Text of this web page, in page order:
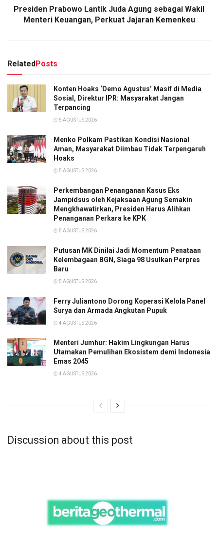
Presiden Prabowo Lantik Juda Agung sebagai Wakil
Menteri Keuangan, Perkuat Jajaran Kemenkeu
RelatedPosts
Konten Hoaks ‘Demo Agustus’ Masif di Media
Sosial, Direktur IPR: Masyarakat Jangan
Terpancing
5 AGUSTUS 2026
Menko Polkam Pastikan Kondisi Nasional
Aman, Masyarakat Diimbau Tidak Terpengaruh
Hoaks
5 AGUSTUS 2026
Perkembangan Penanganan Kasus Eks
Jampidsus oleh Kejaksaan Agung Semakin
Mengkhawatirkan, Presiden Harus Alihkan
Penanganan Perkara ke KPK
5 AGUSTUS 2026
Putusan MK Dinilai Jadi Momentum Penataan
Kelembagaan BGN, Siaga 98 Usulkan Perpres
Baru
5 AGUSTUS 2026
Ferry Juliantono Dorong Koperasi Kelola Panel
Surya dan Armada Angkutan Pupuk
4 AGUSTUS 2026
Menteri Jumhur: Hakim Lingkungan Harus
Utamakan Pemulihan Ekosistem demi Indonesia
Emas 2045
4 AGUSTUS 2026
Discussion about this post